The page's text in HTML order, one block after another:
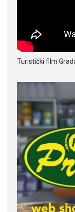
Turistički film